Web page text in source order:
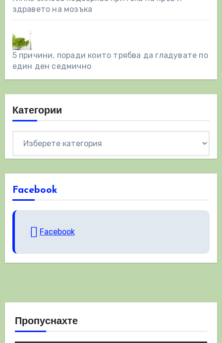
здравето на мозъка
5 причини, поради които трябва да гладувате по
един ден седмично
Категории
Facebook
Facebook
Пропуснахте